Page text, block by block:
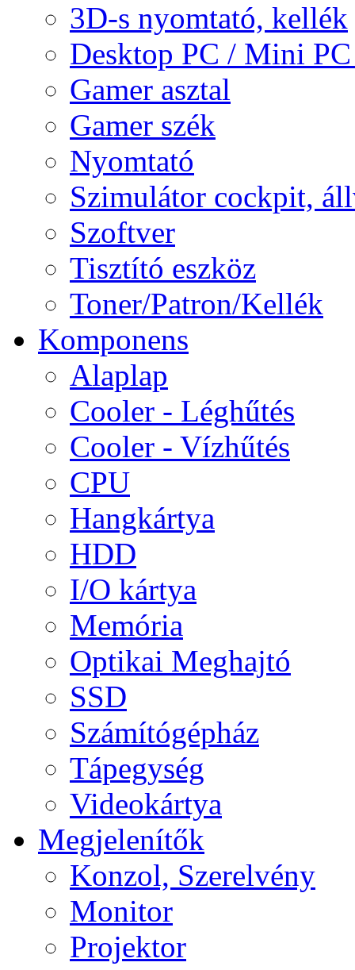
3D-s nyomtató, kellék
Desktop PC / Mini
Gamer asztal
Gamer szék
Nyomtató
Szimulátor cockpit,
Szoftver
Tisztító eszköz
Toner/Patron/Kellék
Komponens
Alaplap
Cooler - Léghűtés
Cooler - Vízhűtés
CPU
Hangkártya
HDD
I/O kártya
Memória
Optikai Meghajtó
SSD
Számítógépház
Tápegység
Videokártya
Megjelenítők
Konzol, Szerelvény
Monitor
Projektor